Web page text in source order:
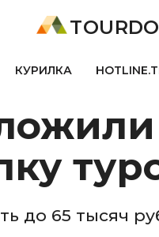
КУРИЛКА
до 65 тысяч